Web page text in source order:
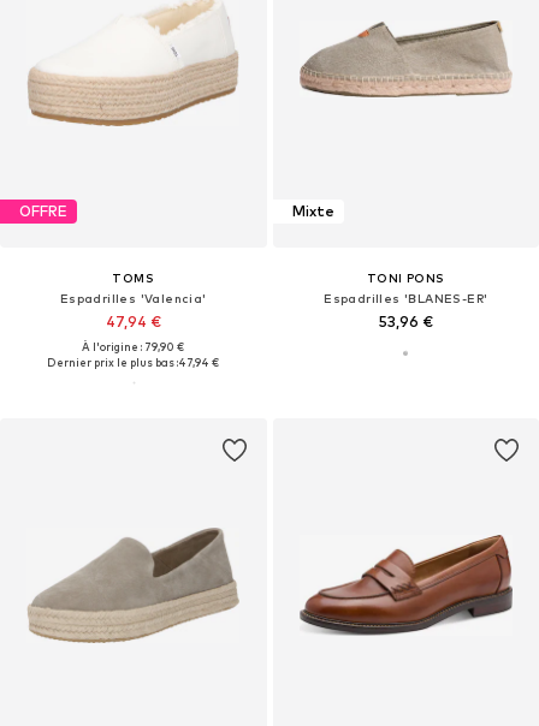
OFFRE
TOMS
Espadrilles 'Valencia'
47,94 €
À l'origine : 79,90 €
Dernier prix le plus bas :47,94 €
Mixte
TONI PONS
Espadrilles 'BLANES-ER'
53,96 €